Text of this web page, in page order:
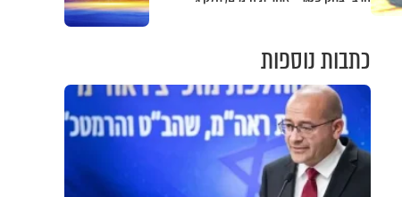
כתבות נוספות